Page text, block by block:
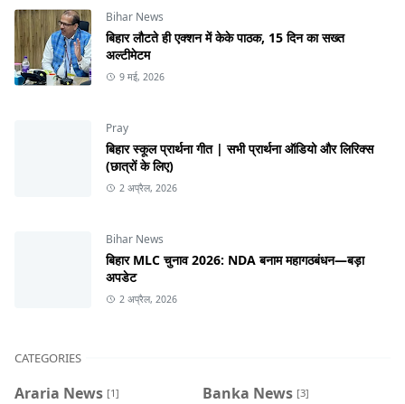
Bihar News
बिहार लौटते ही एक्शन में केके पाठक, 15 दिन का सख्त
अल्टीमेटम
9 मई, 2026
Pray
बिहार स्कूल प्रार्थना गीत | सभी प्रार्थना ऑडियो और लिरिक्स
(छात्रों के लिए)
2 अप्रैल, 2026
Bihar News
बिहार MLC चुनाव 2026: NDA बनाम महागठबंधन—बड़ा
अपडेट
2 अप्रैल, 2026
CATEGORIES
Araria News [1] Banka News [3]